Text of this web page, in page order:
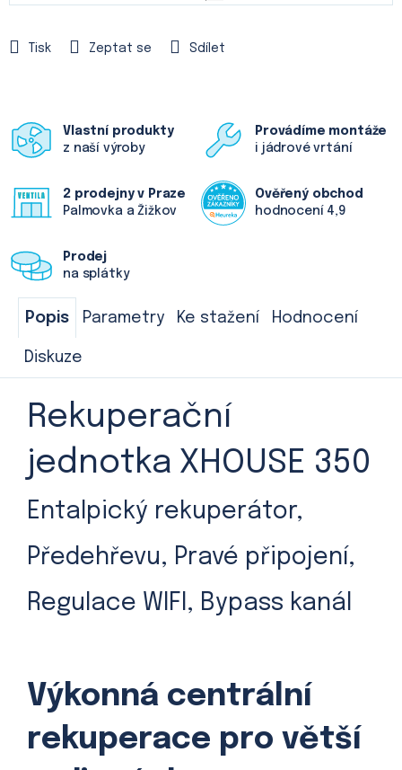
Tisk Zeptat se Sdílet
Vlastní produkty
z naší výroby
Provádíme montáže
i jádrové vrtání
2 prodejny v Praze
Palmovka a Žižkov
Ověřený obchod
hodnocení 4,9
Prodej
na splátky
Popis Parametry Ke stažení Hodnocení
Diskuze
Rekuperační
jednotka XHOUSE 350
Entalpický rekuperátor,
Předehřevu, Pravé připojení,
Regulace WIFI, Bypass kanál
Výkonná centrální
rekuperace pro větší